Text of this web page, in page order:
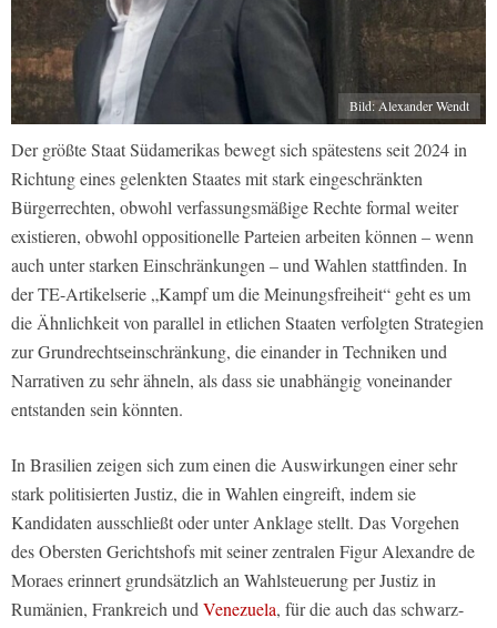
Bild: Alexander Wendt
Der größte Staat Südamerikas bewegt sich spätestens seit 2024 in
Richtung eines gelenkten Staates mit stark eingeschränkten
Bürgerrechten, obwohl verfassungsmäßige Rechte formal weiter
existieren, obwohl oppositionelle Parteien arbeiten können – wenn
auch unter starken Einschränkungen – und Wahlen stattfinden. In
der TE-Artikelserie „Kampf um die Meinungsfreiheit“ geht es um
die Ähnlichkeit von parallel in etlichen Staaten verfolgten Strategien
zur Grundrechtseinschränkung, die einander in Techniken und
Narrativen zu sehr ähneln, als dass sie unabhängig voneinander
entstanden sein könnten.
In Brasilien zeigen sich zum einen die Auswirkungen einer sehr
stark politisierten Justiz, die in Wahlen eingreift, indem sie
Kandidaten ausschließt oder unter Anklage stellt. Das Vorgehen
des Obersten Gerichtshofs mit seiner zentralen Figur Alexandre de
Moraes erinnert grundsätzlich an Wahlsteuerung per Justiz in
Rumänien, Frankreich und Venezuela, für die auch das schwarz-